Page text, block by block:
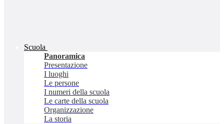
Scuola
Panoramica
Presentazione
I luoghi
Le persone
I numeri della scuola
Le carte della scuola
Organizzazione
La storia